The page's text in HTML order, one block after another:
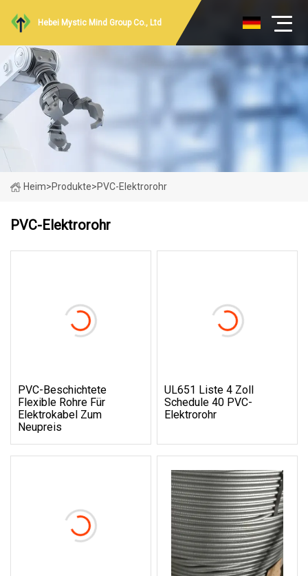
Hebei Mystic Mind Group Co., Ltd
Heim>Produkte>PVC-Elektrorohr
PVC-Elektrorohr
PVC-Beschichtete
Flexible Rohre Für
Elektrokabel Zum
Neupreis
UL651 Liste 4 Zoll
Schedule 40 PVC-
Elektrorohr